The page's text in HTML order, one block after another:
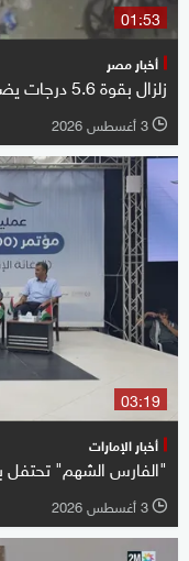
01:53
أخبار مصر
زلزال بقوة 5.6 درجات يضرب مصر
l 3 أغسطس 2026
03:19
أخبار الإمارات
"الفارس الشهم" تحتفل
l 3 أغسطس 2026